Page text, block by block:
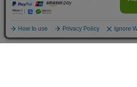
ポイント・クーポンについて
会員ランクについて